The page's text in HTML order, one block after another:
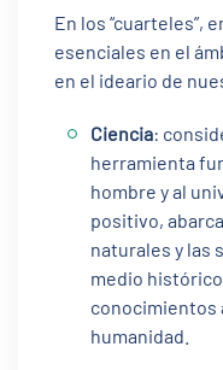
En los “cuarteles”,
esenciales en el
en el ideario de
Ciencia:
herramienta
hombre y al
positivo,
naturales y las
medio
conocimientos
humanidad.